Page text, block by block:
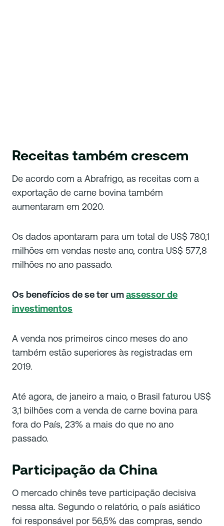
Receitas também crescem
De acordo com a Abrafrigo, as receitas com a
exportação de carne bovina também
aumentaram em 2020.
Os dados apontaram para um total de US$ 780,1
milhões em vendas neste ano, contra US$ 577,8
milhões no ano passado.
Os benefícios de se ter umassessor de
investimentos
A venda nos primeiros cinco meses do ano
também estão superiores às registradas em
2019.
Até agora, de janeiro a maio, o Brasil faturou US$
3,1 bilhões com a venda de carne bovina para
fora do País, 23% a mais do que no ano
passado.
Participação da China
O mercado chinês teve participação decisiva
nessa alta. Segundo o relatório, o país asiático
foi responsável por 56,5% das compras, sendo